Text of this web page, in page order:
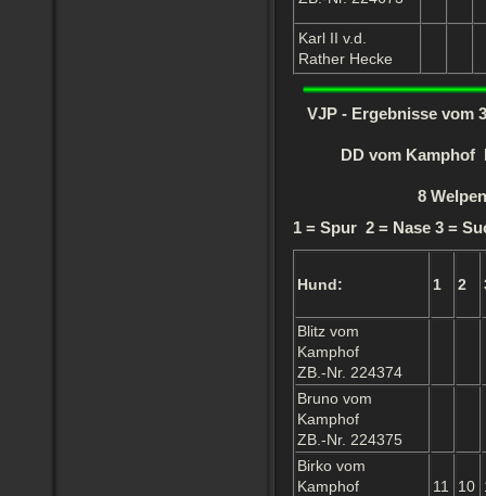
Karl II v.d.
Rather Hecke
VJP - Ergebnisse vom
DD vom Kamphof
8
1 = Spur 2 = Nase 3 =
Hund: 1 2
Blitz vom
Kamphof
ZB.-Nr. 224374
Bruno vom
Kamphof
ZB.-Nr. 224375
Birko vom
Kamphof
11 10